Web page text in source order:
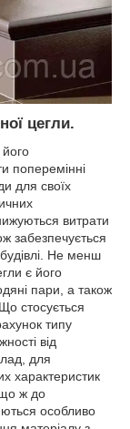
цегли.
поперемінні
для своїх
витрати
забезпечується
будівлі. Не менш
є його
пари, а також
стосується
типу
від
для
характеристик
ж до
особливо